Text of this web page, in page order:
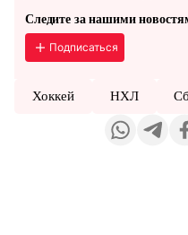
Следите за нашими
Подписаться
Хоккей НХЛ